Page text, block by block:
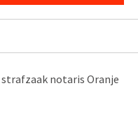
notaris Oranje